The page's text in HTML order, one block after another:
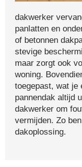
dakwerker
panlatten en
of betonnen
stevige
maar zorgt ook
woning.
toegepast, wat je
pannendak altijd
dakwerker om
vermijden. Zo
dakoplossing.